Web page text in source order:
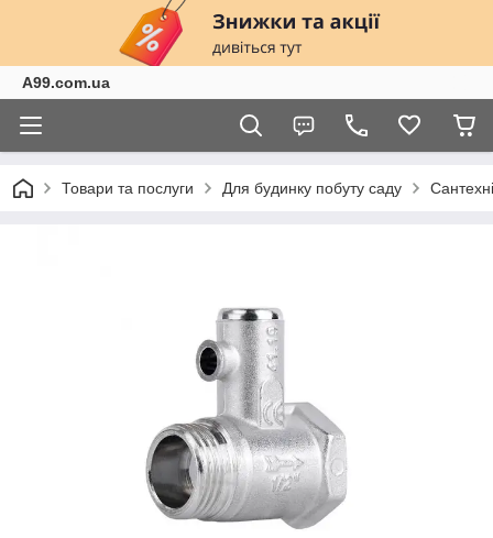
A99.com.ua
Товари та послуги Для будинку побуту саду